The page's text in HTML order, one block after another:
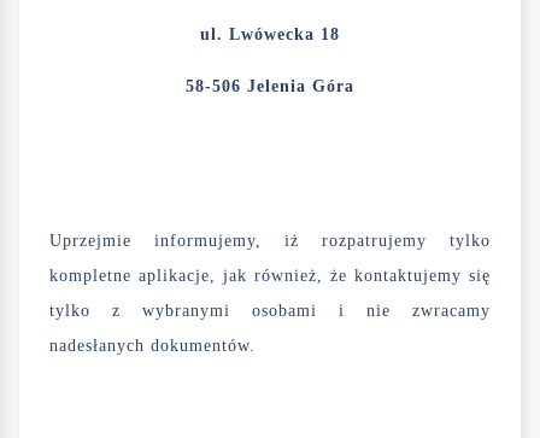
ul. Lwówecka 18
58-506 Jelenia Góra
Uprzejmie informujemy, iż rozpatrujemy tylko
kompletne aplikacje, jak również, że kontaktujemy się
tylko z wybranymi osobami i nie zwracamy
nadesłanych dokumentów.